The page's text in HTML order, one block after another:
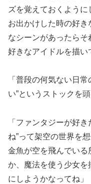
ズを覚えておくように
お出かけした時の好き
なシーンがあったらそ
好きなアイドルを描い
「普段の何気ない日
い”というストックを
「ファンタジーが好
ね”って架空の世界を
金魚が空を飛んでいる
か、魔法を使う少女
にしようかなってね」